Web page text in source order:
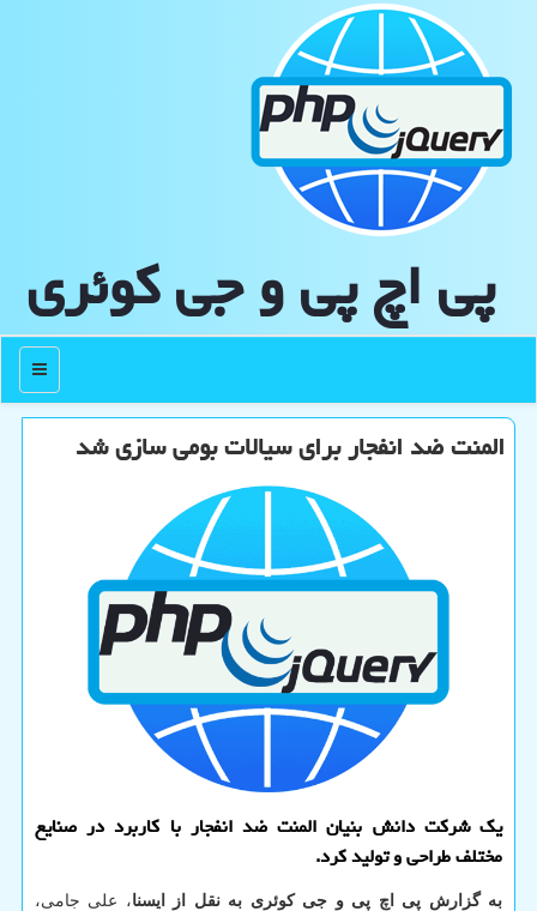
پی اچ پی و جی كوئری
منو
المنت ضد انفجار برای سیالات بومی سازی شد
یک شرکت دانش بنیان المنت ضد انفجار با کاربرد در صنایع
مختلف طراحی و تولید کرد.
به گزارش پی اچ پی و جی کوئری به نقل از ایسنا، علی جامی،